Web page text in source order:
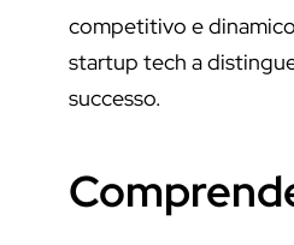
competitivo e
startup tech a
successo.